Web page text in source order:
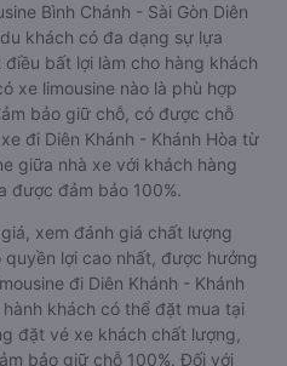
Bình Chánh - Sài Gòn Diên
khách có đa dạng sự lựa
bất lợi làm cho hàng khách
xe limousine nào là phù hợp
bảo giữ chỗ, có được chỗ
đi Diên Khánh - Khánh Hòa từ
giữa nhà xe với khách hàng
được đảm bảo 100%.
xem đánh giá chất lượng
lợi cao nhất, được hưởng
đi Diên Khánh - Khánh
khách có thể đặt mua tại
đặt vé xe khách chất lượng,
bảo giữ chỗ 100%. Đối với